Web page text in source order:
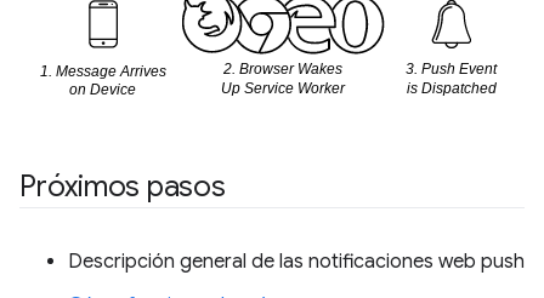
Próximos pasos
Descripción general de las notificaciones web push